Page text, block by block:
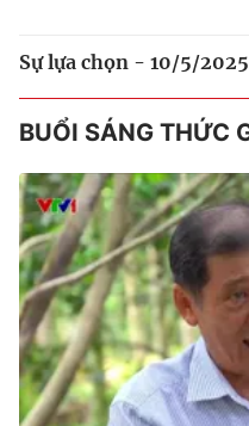
Sự lựa chọn - 10/5/2025
BUỔI SÁNG THỨC